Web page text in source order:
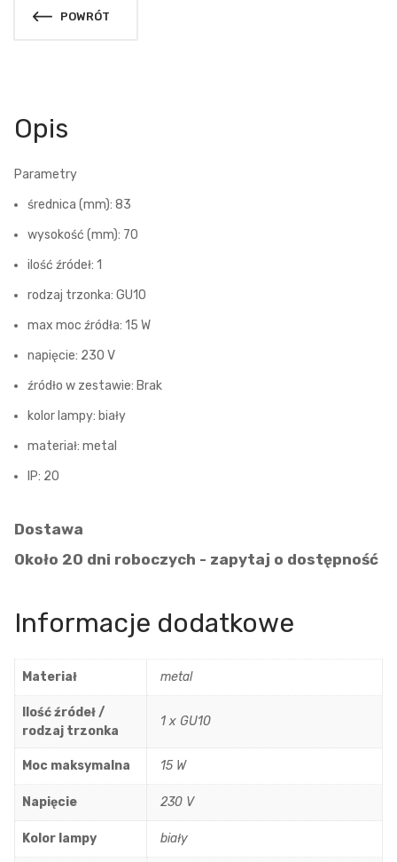
POWRÓT
Opis
Parametry
średnica (mm): 83
wysokość (mm): 70
ilość źródeł: 1
rodzaj trzonka: GU10
max moc źródła: 15 W
napięcie: 230 V
źródło w zestawie: Brak
kolor lampy: biały
materiał: metal
IP: 20
Dostawa
Około 20 dni roboczych - zapytaj o dostępność
Informacje dodatkowe
Materiał metal
Ilość źródeł /
rodzaj trzonka
1 x GU10
Moc maksymalna 15 W
Napięcie 230 V
Kolor lampy biały